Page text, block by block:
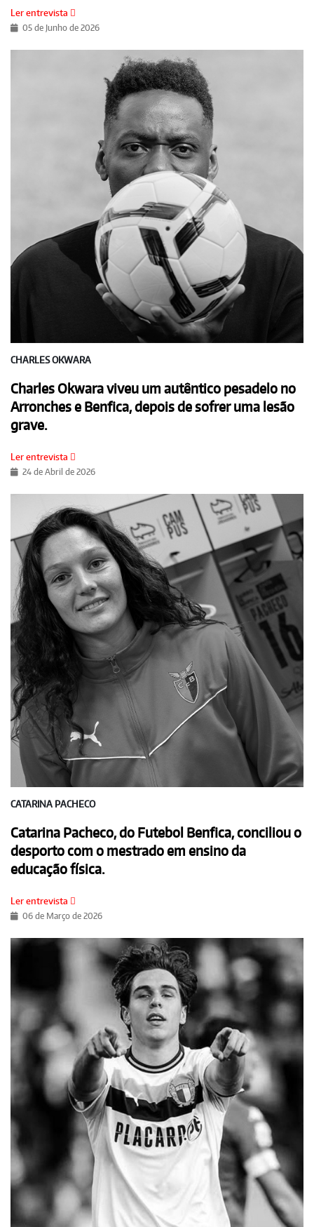
Ler entrevista
05 de Junho de 2026
CHARLES OKWARA
Charles Okwara viveu um autêntico pesadelo no
Arronches e Benfica, depois de sofrer uma lesão
grave.
Ler entrevista
24 de Abril de 2026
CATARINA PACHECO
Catarina Pacheco, do Futebol Benfica, conciliou o
desporto com o mestrado em ensino da
educação física.
Ler entrevista
06 de Março de 2026